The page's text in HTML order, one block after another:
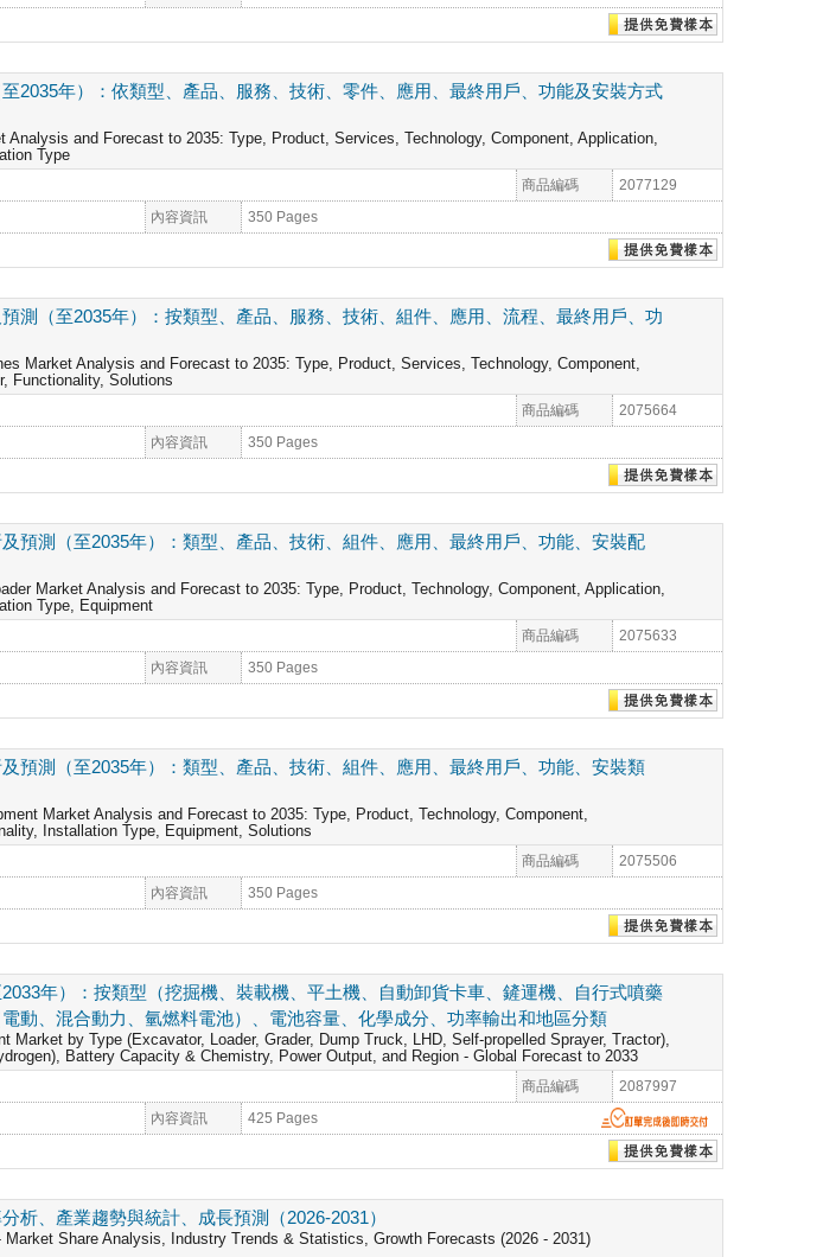
2035年）：依類型、產品、服務、技術、零件、應用、最終用戶、功能及安裝方式
Analysis and Forecast to 2035: Type, Product, Services, Technology, Component, Application,
Type
商品編碼 2077129
內容資訊 350 Pages
測（至2035年）：按類型、產品、服務、技術、組件、應用、流程、最終用戶、功
Market Analysis and Forecast to 2035: Type, Product, Services, Technology, Component,
Functionality, Solutions
商品編碼 2075664
內容資訊 350 Pages
預測（至2035年）：類型、產品、技術、組件、應用、最終用戶、功能、安裝配
Market Analysis and Forecast to 2035: Type, Product, Technology, Component, Application,
Type, Equipment
商品編碼 2075633
內容資訊 350 Pages
預測（至2035年）：類型、產品、技術、組件、應用、最終用戶、功能、安裝類
Market Analysis and Forecast to 2035: Type, Product, Technology, Component,
Installation Type, Equipment, Solutions
商品編碼 2075506
內容資訊 350 Pages
年）：按類型（挖掘機、裝載機、平土機、自動卸貨卡車、鏟運機、自行式噴藥
動、混合動力、氫燃料電池）、電池容量、化學成分、功率輸出和地區分類
Market by Type (Excavator, Loader, Grader, Dump Truck, LHD, Self-propelled Sprayer, Tractor),
Battery Capacity & Chemistry, Power Output, and Region - Global Forecast to 2033
商品編碼 2087997
內容資訊 425 Pages
析、產業趨勢與統計、成長預測（2026-2031）
Market Share Analysis, Industry Trends & Statistics, Growth Forecasts (2026 - 2031)